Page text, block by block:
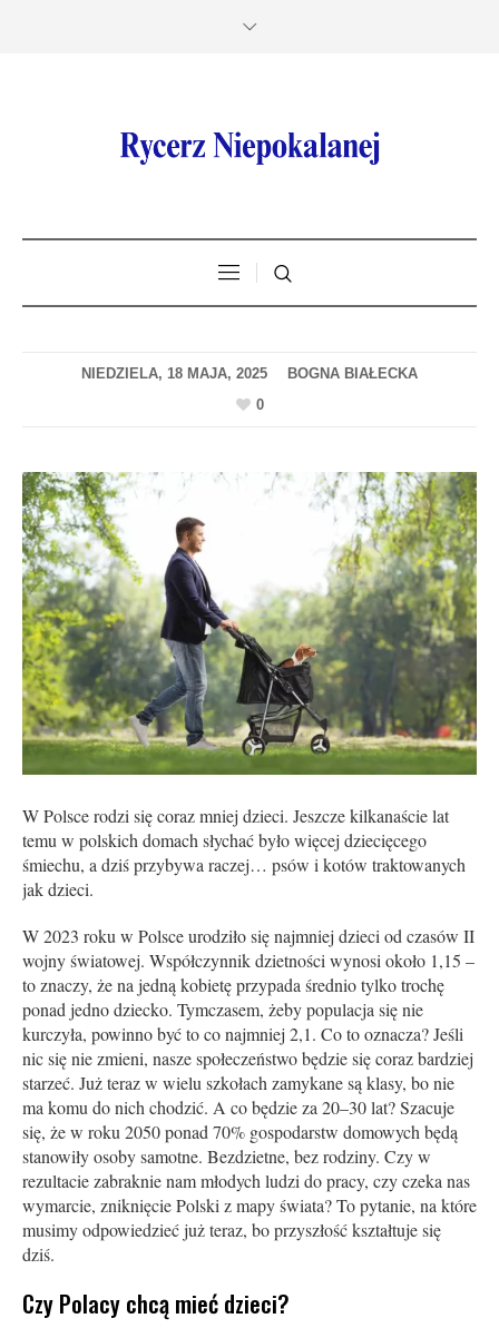
NIEDZIELA, 18 MAJA, 2025
0
W Polsce rodzi się coraz mniej dzieci. Jeszcze kilkanaście lat
temu w polskich domach słychać było więcej dziecięcego
śmiechu, a dziś przybywa raczej… psów i kotów traktowanych
jak dzieci.
W 2023 roku w Polsce urodziło się najmniej dzieci od czasów II
wojny światowej. Współczynnik dzietności wynosi około 1,15 –
to znaczy, że na jedną kobietę przypada średnio tylko trochę
ponad jedno dziecko. Tymczasem, żeby populacja się nie
kurczyła, powinno być to co najmniej 2,1. Co to oznacza? Jeśli
nic się nie zmieni, nasze społeczeństwo będzie się coraz bardziej
starzeć. Już teraz w wielu szkołach zamykane są klasy, bo nie
ma komu do nich chodzić. A co będzie za 20–30 lat? Szacuje
się, że w roku 2050 ponad 70% gospodarstw domowych będą
stanowiły osoby samotne. Bezdzietne, bez rodziny. Czy w
rezultacie zabraknie nam młodych ludzi do pracy, czy czeka nas
wymarcie, zniknięcie Polski z mapy świata? To pytanie, na które
musimy odpowiedzieć już teraz, bo przyszłość kształtuje się
dziś.
Czy Polacy chcą mieć dzieci?